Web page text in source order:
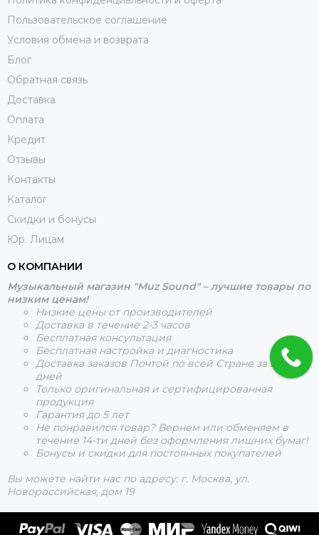
Пользовательское соглашение
Условия обмена и возврата
Блог
Обратная связь
Доставка
Оплата
Кредит
Отзывы
Контакты
Каталог
Скидки и бонусы
Юр. Лицам
О КОМПАНИИ
Музыкальный магазин "Muz Sound" – лучшие товары по
низким ценам!
Низкие цены от производителей
Доставка в течение 2-3 часов
Бесплатная консультация
Бесплатная настройка и диагностика
Доставка заказов Почтой по всей Стране за 5-15
дней
Только оригинальная и сертифицированная
продукция
Гарантия до 5 лет
Не понравился товар? Вернем или обменяем в
течение 14-ти дней без оформления лишних бумаг!
Бонусы и скидки для постоянных покупателей
Вы можете найти нас по адресу: г. Москва, ул.
Новороссийская, дом 19